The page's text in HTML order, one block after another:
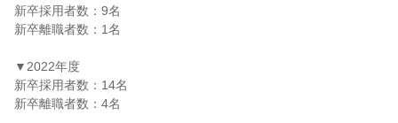
新卒採用者数：9名
新卒離職者数：1名
▼2022年度
新卒採用者数：14名
新卒離職者数：4名